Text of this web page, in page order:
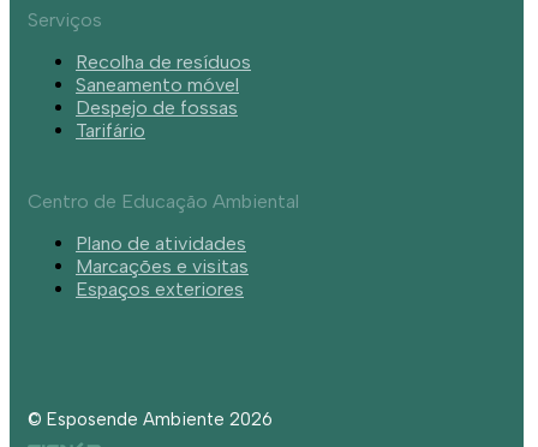
Serviços
Recolha de resíduos
Saneamento móvel
Despejo de fossas
Tarifário
Centro de Educação Ambiental
Plano de atividades
Marcações e visitas
Espaços exteriores
© Esposende Ambiente 2026